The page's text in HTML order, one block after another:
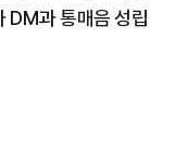
DM과 통매음 성립